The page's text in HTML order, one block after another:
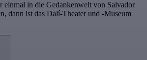
einmal in die Gedankenwelt von Salvador
dann ist das Dalí-Theater und -Museum